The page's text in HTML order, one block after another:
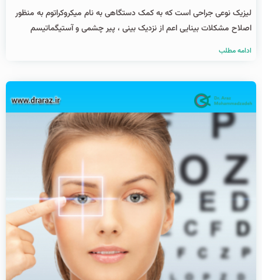
ليزیک نوعی جراحی است که به کمک دستگاهی به نام میکروکراتوم به منظور
اصلاح مشکلات بینایی اعم از نزدیک بینی ، پیر چشمی و آستیگماتیسم
ادامه مطلب